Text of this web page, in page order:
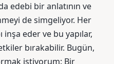
edebi bir anlatının ve
de simgeliyor. Her
eder ve bu yapılar,
bırakabilir. Bugün,
istiyorum: Bir